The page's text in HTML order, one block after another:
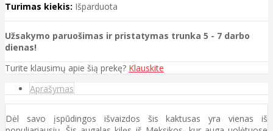
Turimas kiekis: Išparduota
Užsakymo paruošimas ir pristatymas trunka 5 - 7 darbo
dienas!
Turite klausimų apie šią prekę? Klauskite
Aprašymas
Dėl savo įspūdingos išvaizdos šis kaktusas yra vienas iš